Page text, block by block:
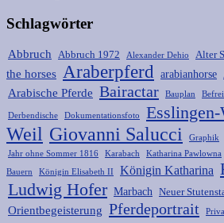
Schlagwörter
Abbruch Abbruch 1972 Alexander Dehio Alter
the horses Araberpferd arabianhorse
Arabische Pferde Bairactar Bauplan
Derbendische Dokumentationsfoto
Weil Giovanni Salucci Graphik
Jahr ohne Sommer 1816 Karabach Katharina Pawlowna
Bauern Königin Elisabeth II Königin Katharina
Ludwig Hofer Marbach Neuer
Orientbegeisterung Pferdeportrait